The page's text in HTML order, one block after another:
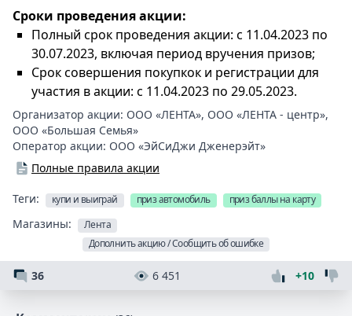
Сроки проведения акции:
Полный срок проведения акции: с 11.04.2023 по
30.07.2023, включая период вручения призов;
Срок совершения покупкок и регистрации для
участия в акции: с 11.04.2023 по 29.05.2023.
Организатор акции: ООО «ЛЕНТА», ООО «ЛЕНТА - центр»,
ООО «Большая Семья»
Оператор акции: ООО «ЭйСиДжи Дженерэйт»
Полные правила акции
Теги: купи и выиграй приз автомобиль приз баллы на карту
Магазины:
Лента
Дополнить акцию / Сообщить об ошибке
36 6 451 +10